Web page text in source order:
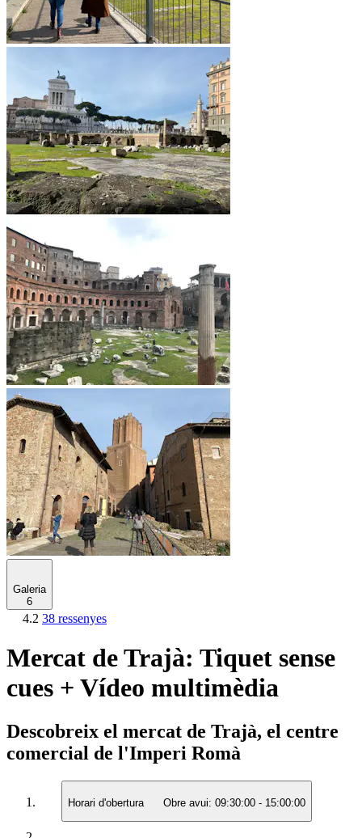
Galeria
6
4.2 38 ressenyes
Mercat de Trajà: Tiquet sense
cues + Vídeo multimèdia
Descobreix el mercat de Trajà, el centre
comercial de l'Imperi Romà
Horari d'obertura Obre avui: 09:30:00 - 15:00:00